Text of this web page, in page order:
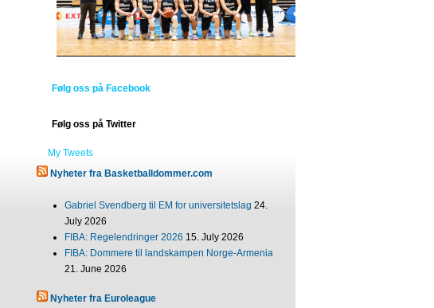
Følg oss på Facebook
Følg oss på Twitter
My Tweets
Nyheter fra Basketballdommer.com
Gabriel Svendberg til EM for universitetslag 24.
July 2026
FIBA: Regelendringer 2026 15. July 2026
FIBA: Dommere til landskampen Norge-Armenia
21. June 2026
Nyheter fra Euroleague